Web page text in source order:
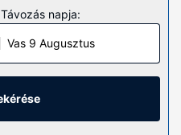
mikrohullámú sütők is
barátaival,
ügyeit intézheti, hiszen
nélküli internet-hozzáférés
Távozás napja:
Vas 9 Augusztus